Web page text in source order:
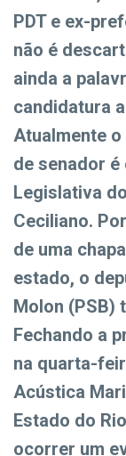
PDT e ex-
não é
ainda a
candidatura
Atualmente
de senador
Legislativa
Ceciliano.
de uma
estado, o
Molon (PSB)
Fechando a
na quarta-
Acústica
Estado do
ocorrer um